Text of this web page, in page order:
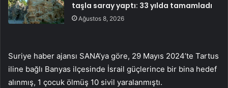
taşla saray yaptı: 33 yılda tamamladı
Ağustos 8, 2026
Suriye haber ajansı SANA’ya göre, 29 Mayıs 2024’te Tartus
iline bağlı Banyas ilçesinde İsrail güçlerince bir bina hedef
alınmış, 1 çocuk ölmüş 10 sivil yaralanmıştı.